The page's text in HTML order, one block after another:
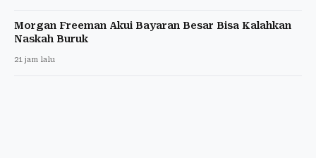
Morgan Freeman Akui Bayaran Besar Bisa Kalahkan
Naskah Buruk
21 jam lalu